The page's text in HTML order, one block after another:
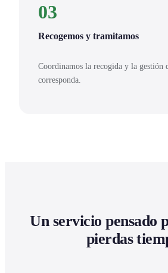
03
Recogemos y tramitamos
Coordinamos la recogida y la gestión
corresponda.
Un servicio pensado
pierdas